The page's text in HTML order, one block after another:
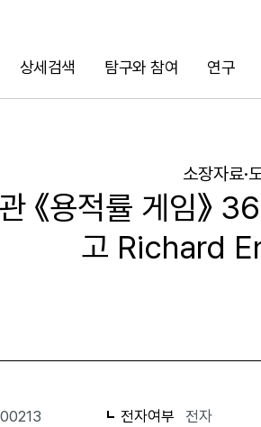
상세검색 탐구와 참여 연구
검색
소장자료·
《용적률 게임》
고 Richard
전자여부 전자